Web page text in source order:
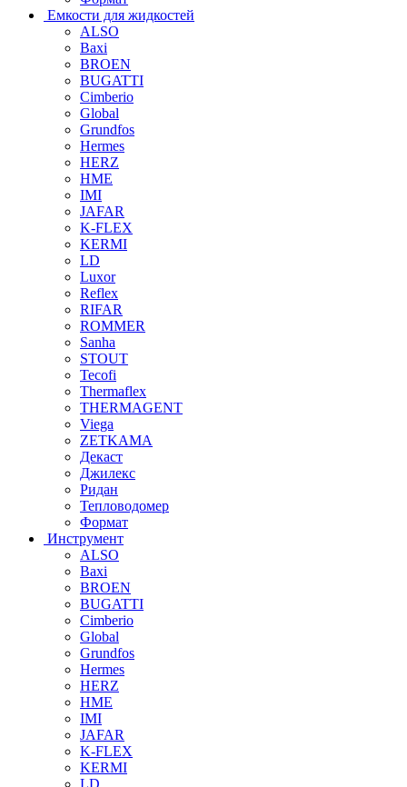
Емкости для жидкостей
ALSO
Baxi
BROEN
BUGATTI
Cimberio
Global
Grundfos
Hermes
HERZ
HME
IMI
JAFAR
K-FLEX
KERMI
LD
Luxor
Reflex
RIFAR
ROMMER
Sanha
STOUT
Tecofi
Thermaflex
THERMAGENT
Viega
ZETKAMA
Декаст
Джилекс
Ридан
Тепловодомер
Формат
Инструмент
ALSO
Baxi
BROEN
BUGATTI
Cimberio
Global
Grundfos
Hermes
HERZ
HME
IMI
JAFAR
K-FLEX
KERMI
LD